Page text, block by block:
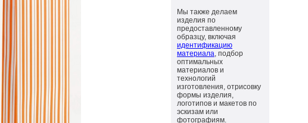
Мы также делаем
изделия по
предоставленному
образцу, включая
идентификацию
материала, подбор
оптимальных
материалов и
технологий
изготовления, отрисовку
формы изделия,
логотипов и макетов по
эскизам или
фотографиям.